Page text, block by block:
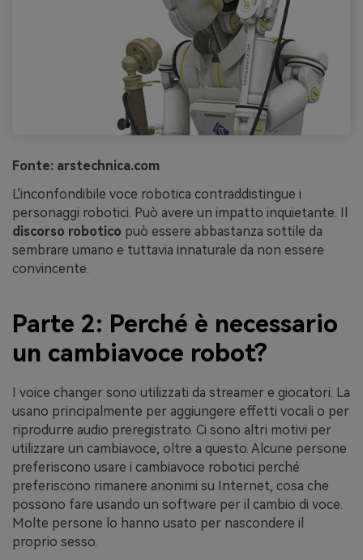
Fonte: arstechnica.com
L'inconfondibile voce robotica contraddistingue i
personaggi robotici. Può avere un impatto inquietante. Il
discorso robotico può essere abbastanza sottile da
sembrare umano e tuttavia innaturale da non essere
convincente.
Parte 2: Perché è necessario
un cambiavoce robot?
I voice changer sono utilizzati da streamer e giocatori. La
usano principalmente per aggiungere effetti vocali o per
riprodurre audio preregistrato. Ci sono altri motivi per
utilizzare un cambiavoce, oltre a questo. Alcune persone
preferiscono usare i cambiavoce robotici perché
preferiscono rimanere anonimi su Internet, cosa che
possono fare usando un software per il cambio di voce.
Molte persone lo hanno usato per nascondere il
proprio sesso.